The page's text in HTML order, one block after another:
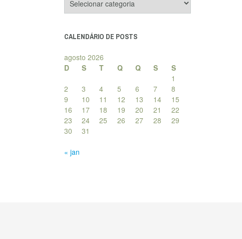
de
CALENDÁRIO DE POSTS
agosto 2026
D
S T Q Q S
S
1
2
3 4 5 6 7
8
9
10 11 12 13 14
15
16
17 18 19 20 21
22
23
24 25 26 27 28
29
30
31
« jan